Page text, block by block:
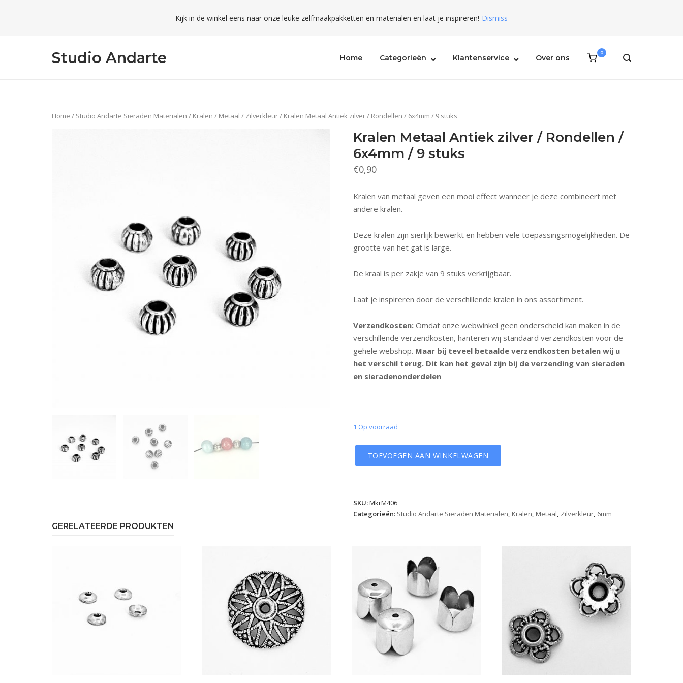
Kijk in de winkel eens naar onze leuke zelfmaakpakketten en materialen en laat je inspireren! Dismiss
Studio Andarte Home Categorieën Klantenservice Over ons
View
0
OPEN
Home / Studio Andarte Sieraden Materialen / Kralen / Metaal / Zilverkleur/ Kralen Metaal Antiek zilver / Rondellen / 6x4mm / 9 stuks
Kralen Metaal Antiek zilver / Rondellen /
6x4mm / 9 stuks
€0,90
Kralen van metaal geven een mooi effect wanneer je deze combineert met
andere kralen.
Deze kralen zijn sierlijk bewerkt en hebben vele toepassingsmogelijkheden. De
grootte van het gat is large.
De kraal is per zakje van 9 stuks verkrijgbaar.
Laat je inspireren door de verschillende kralen in ons assortiment.
Verzendkosten: Omdat onze webwinkel geen onderscheid kan maken in de
verschillende verzendkosten, hanteren wij standaard verzendkosten voor de
gehele webshop. Maar bij teveel betaalde verzendkosten betalen wij u
het verschil terug. Dit kan het geval zijn bij de verzending van sieraden
en sieradenonderdelen
1 Op voorraad
TOEVOEGEN AAN WINKELWAGEN
SKU:MkrM406
Categorieën: Studio Andarte Sieraden Materialen, Kralen, Metaal, Zilverkleur, 6mm
GERELATEERDE PRODUKTEN